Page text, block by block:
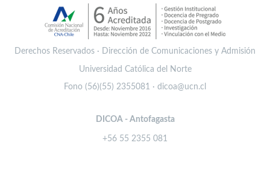
Derechos Reservados · Dirección de Comunicaciones y Admisión
Universidad Católica del Norte
Fono (56)(55) 2355081 · dicoa@ucn.cl
DICOA - Antofagasta
+56 55 2355 081